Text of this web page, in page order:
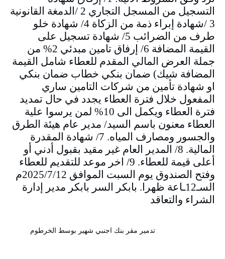
التسجيل من المسجل التجاري 2 /الدمغة القانونية
3 /شهادة إبراء ذمة من الزكاة 4/ شهادة خلو
طرف من الضرائب 5/ شهادة تسجيل على
القيمة المضافة 6/ إرفاق تامين مبدئي 2% من
جملة العرض المالي المقدم للعطاء شامل القيمة
المضافة شيك) ضمان بنكي خطاب ضمان بنكي
او شهادة تأمين من شركات التامين ساري
المفعول خلال فترة العطاء يجدد في حال تمديد
فترة العطاء ويكمل الى 10% لمن يرسوا علية
العطاء معنون باسم السيد/ مدير عام هيئة الطرق
والجسور ومصارف المياه. 7/ شهادة المقدرة
المالية. 8/ المدير العام غير مقيد بقبول أدني أو
أعلى قيمة للعطاء. 9/ اخر موعد للتقديم للعطاء
وفتح الصندوق يوم السبت الموافق 2025/7/12م
السـ12ـاعة ظهرا. بابكر السر بابكر مدير إدارة
الشراء والتعاقد
تدمير مقر بنك اجنبي شهير بوسط الخرطوم